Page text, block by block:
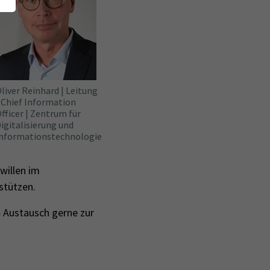
Reinhard | Leitung
Information
| Zentrum für
und
im
gerne zur